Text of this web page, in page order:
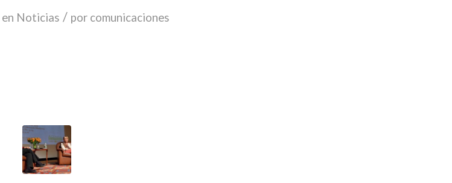
en Noticias / por comunicaciones